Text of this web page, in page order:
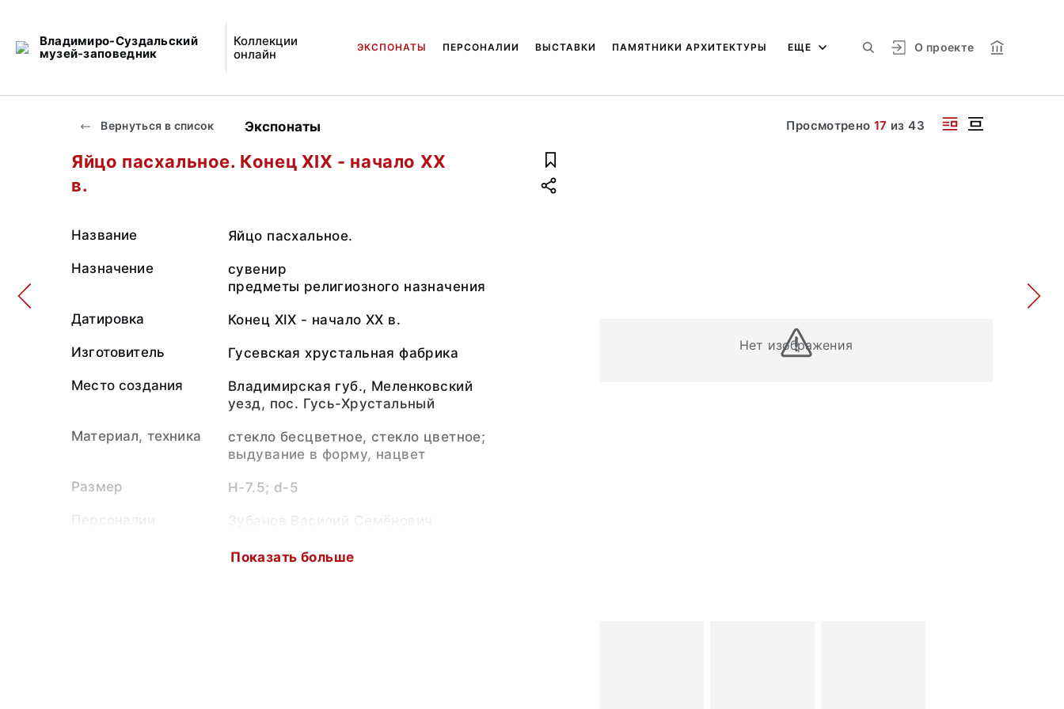
Владимиро-Суздальский
музей-заповедник
Коллекции
онлайн
О проекте
ЭКСПОНАТЫ ПЕРСОНАЛИИ ВЫСТАВКИ ПАМЯТНИКИ АРХИТЕКТУРЫ ЕЩЕ
Вернуться в список Экспонаты Просмотрено 17 из43
Нет изображения
Яйцо пасхальное. Конец XIX - начало XX
в.
Название Яйцо пасхальное.
Назначение
сувенир
предметы религиозного назначения
Датировка Конец XIX - начало XX в.
Изготовитель Гусевская хрустальная фабрика
Место создания
Владимирская губ., Меленковский
уезд, пос. Гусь-Хрустальный
Материал, техника
стекло бесцветное, стекло цветное;
выдувание в форму, нацвет
Размер H-7.5; d-5
Персоналии
Зубанов Василий Семёнович
Показать больше